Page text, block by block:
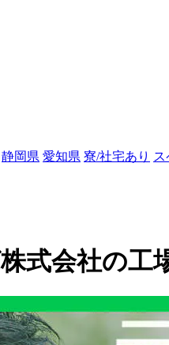
静岡県 愛知県 寮/社宅あり ス
式会社の工